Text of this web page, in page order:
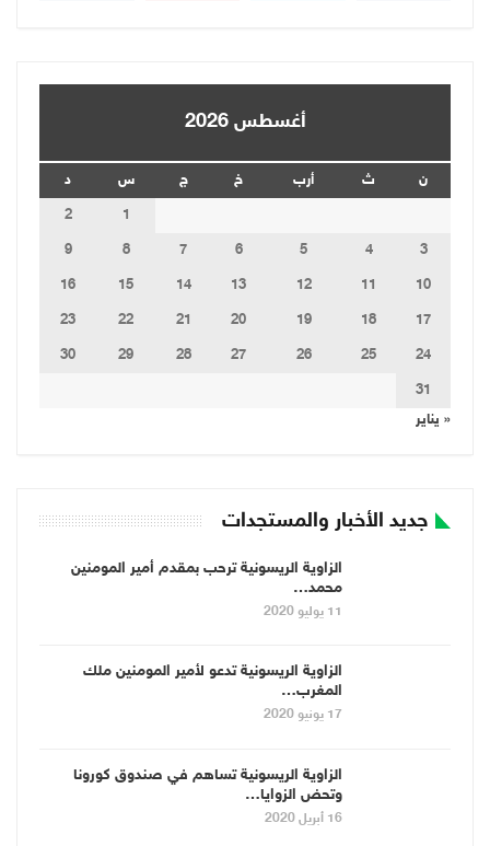
أغسطس 2026
ن ث أرب خ ج س
د
1
2
3
4
5
6
7
8
9
10
11
12
13
14
15
16
17
18
19
20
21
22
23
24
25
26
27
28
29
30
31
« يناير
جديد الأخبار والمستجدات
الزاوية الريسونية ترحب بمقدم أمير المومنين
محمد…
11 يوليو 2020
الزاوية الريسونية تدعو لأمير المومنين ملك
المغرب…
17 يونيو 2020
الزاوية الريسونية تساهم في صندوق كورونا
وتحض الزوايا…
16 أبريل 2020